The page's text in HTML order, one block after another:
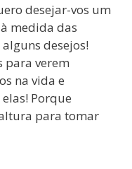
desejar-vos um
medida das
desejos!
para verem
na vida e
Porque
para tomar